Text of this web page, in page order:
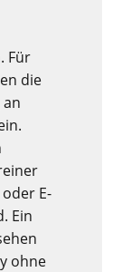
Für
die
E-
Ein
ohne